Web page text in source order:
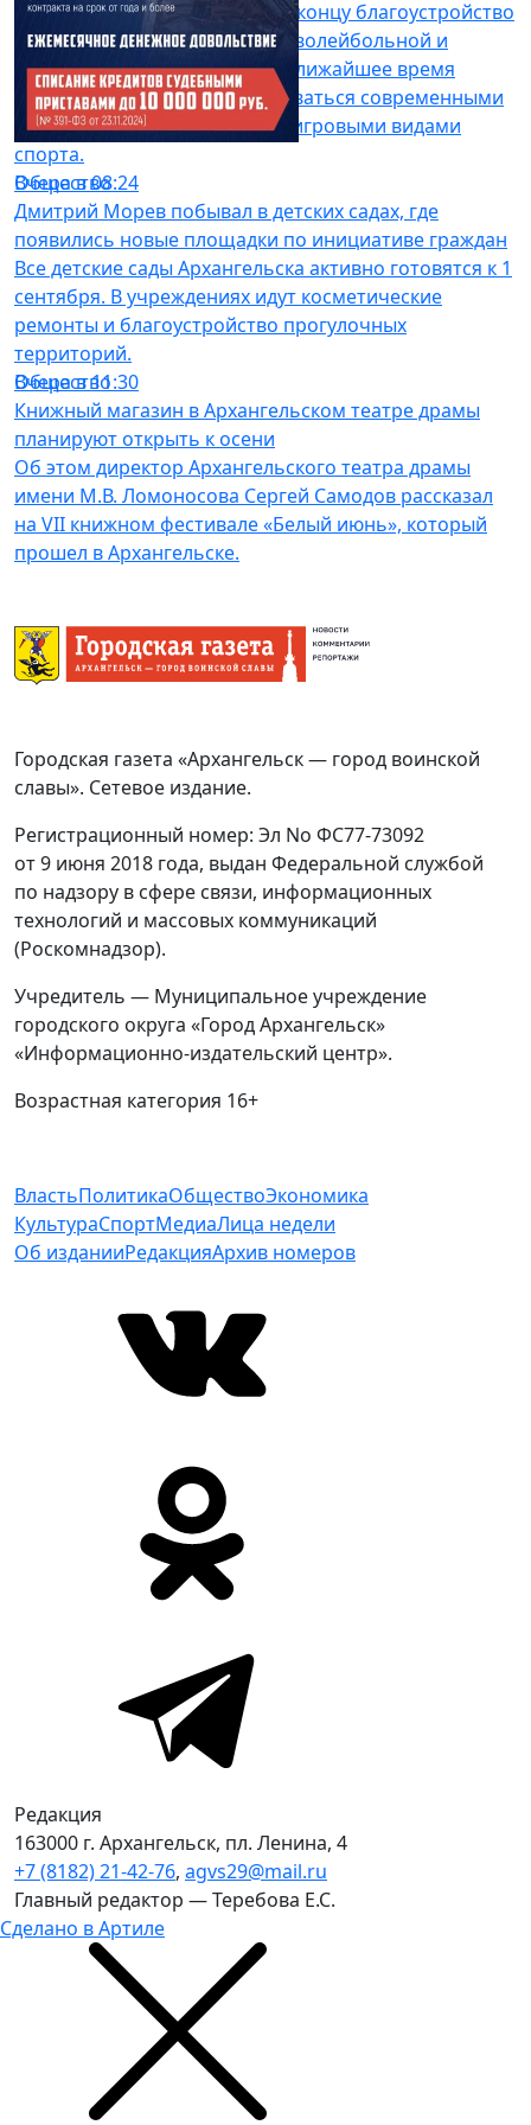
В Сольвычегодске подходит к концу благоустройство
двух спортивных объектов — волейбольной и
баскетбольной площадок. В ближайшее время
жители города смогут пользоваться современными
пространствами для занятий игровыми видами
спорта.
Общество
Вчера в 08:24
Дмитрий Морев побывал в детских садах, где
появились новые площадки по инициативе граждан
Все детские сады Архангельска активно готовятся к 1
сентября. В учреждениях идут косметические
ремонты и благоустройство прогулочных
территорий.
Общество
Вчера в 11:30
Книжный магазин в Архангельском театре драмы
планируют открыть к осени
Об этом директор Архангельского театра драмы
имени М.В. Ломоносова Сергей Самодов рассказал
на VII книжном фестивале «Белый июнь», который
прошел в Архангельске.
Городская газета «Архангельск — город воинской
славы». Сетевое издание.
Регистрационный номер: Эл No ФС77-73092
от 9 июня 2018 года, выдан Федеральной службой
по надзору в сфере связи, информационных
технологий и массовых коммуникаций
(Роскомнадзор).
Учредитель — Муниципальное учреждение
городского округа «Город Архангельск»
«Информационно-издательский центр».
Возрастная категория 16+
ВластьПолитикаОбществоЭкономика
КультураСпортМедиаЛица недели
Об изданииРедакцияАрхив номеров
Редакция
163000 г. Архангельск, пл. Ленина, 4
+7 (8182) 21-42-76, agvs29@mail.ru
Главный редактор — Теребова Е.С.
Сделано в Артиле